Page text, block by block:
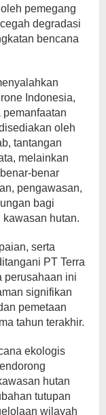
pemegang
degradasi
bencana
Indonesia,
oleh
tantangan
melainkan
benar
pengawasan,
bagi
hutan.
serta
PT Terra
perusahaan ini
signifikan
pemetaan
tahun terakhir.
ekologis
hutan
tutupan
wilayah